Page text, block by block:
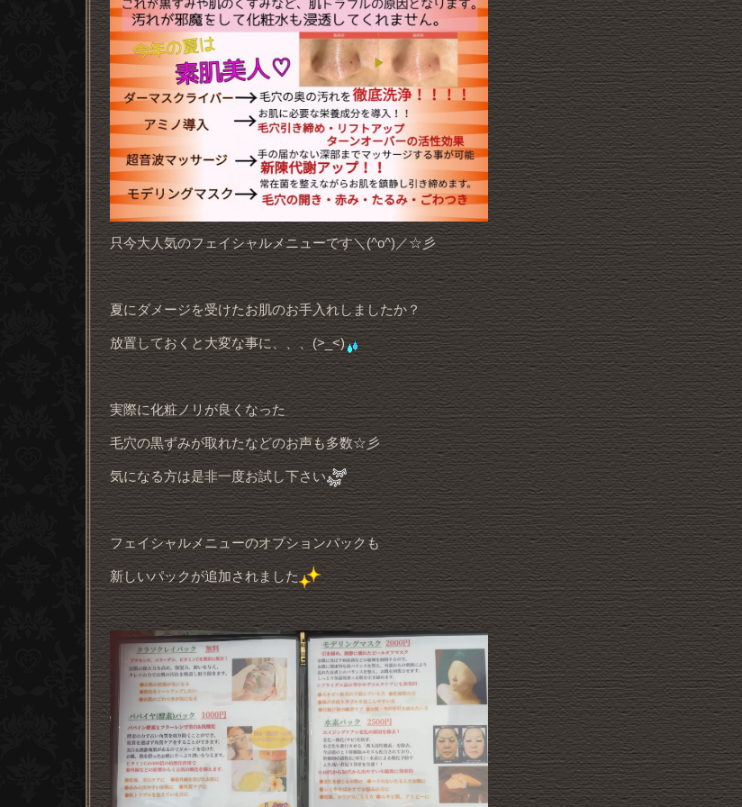
只今大人気のフェイシャルメニューです＼(^o^)／☆彡
夏にダメージを受けたお肌のお手入れしましたか？
放置しておくと大変な事に、、、(>_<)
実際に化粧ノリが良くなった
毛穴の黒ずみが取れたなどのお声も多数☆彡
気になる方は是非一度お試し下さい
フェイシャルメニューのオプションパックも
新しいパックが追加されました